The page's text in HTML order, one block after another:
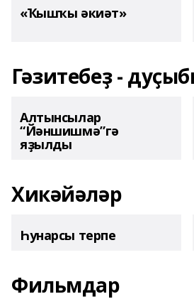
«Ҡышҡы әкиәт»
Гәзитебеҙ -
Алтынсылар
“Йәншишмә”гә
яҙылды
Хикәйәләр
Һунарсы терпе
Фильмдар